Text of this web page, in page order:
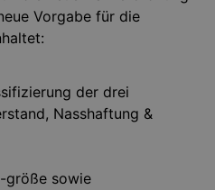
Vorgabe für die
der drei
Nasshaftung &
größe sowie